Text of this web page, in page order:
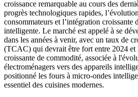
croissance remarquable au cours des
progrès technologiques rapides,
consommateurs et l’intégration croissante
intelligente. Le marché est appelé à se
dans les années à venir, avec un taux de
(TCAC) qui devrait être fort entre 2024 et
croissante de commodité, associée à
électroménagers vers des appareils
positionné les fours à micro-ondes
essentiel des cuisines modernes.